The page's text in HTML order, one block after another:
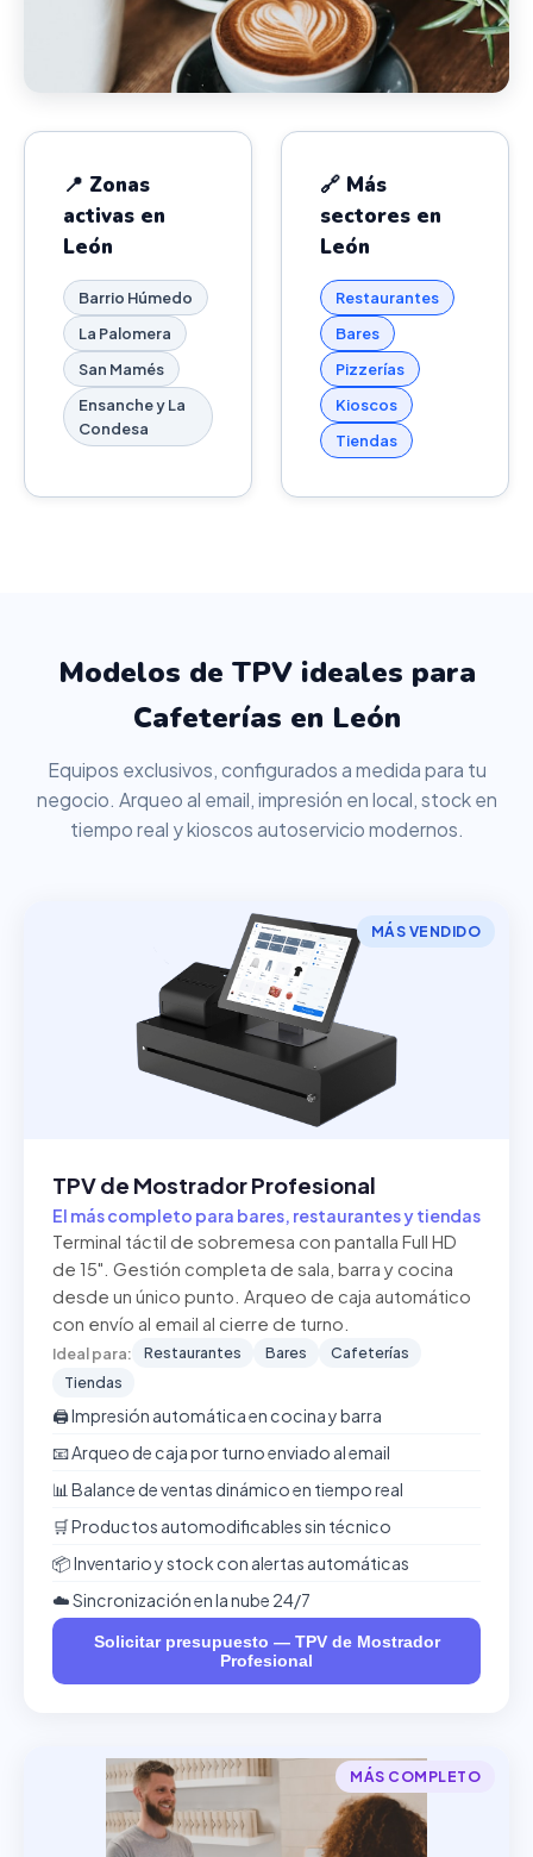
📍 Zonas
activas en
León
Barrio Húmedo
La Palomera
San Mamés
Ensanche y La
Condesa
🔗 Más
sectores en
León
Restaurantes
Bares
Pizzerías
Kioscos
Tiendas
Modelos de TPV ideales para
Cafeterías en León
Equipos exclusivos, configurados a medida para tu
negocio. Arqueo al email, impresión en local, stock en
tiempo real y kioscos autoservicio modernos.
MÁS VENDIDO
TPV de Mostrador Profesional
El más completo para bares, restaurantes y tiendas
Terminal táctil de sobremesa con pantalla Full HD
de 15". Gestión completa de sala, barra y cocina
desde un único punto. Arqueo de caja automático
con envío al email al cierre de turno.
Ideal para: Restaurantes Bares
Cafeterías
Tiendas
🖨️ Impresión automática en cocina y barra
📧 Arqueo de caja por turno enviado al email
📊 Balance de ventas dinámico en tiempo real
🛒 Productos automodificables sin técnico
📦 Inventario y stock con alertas automáticas
☁️ Sincronización en la nube 24/7
Solicitar presupuesto — TPV de Mostrador
Profesional
MÁS COMPLETO